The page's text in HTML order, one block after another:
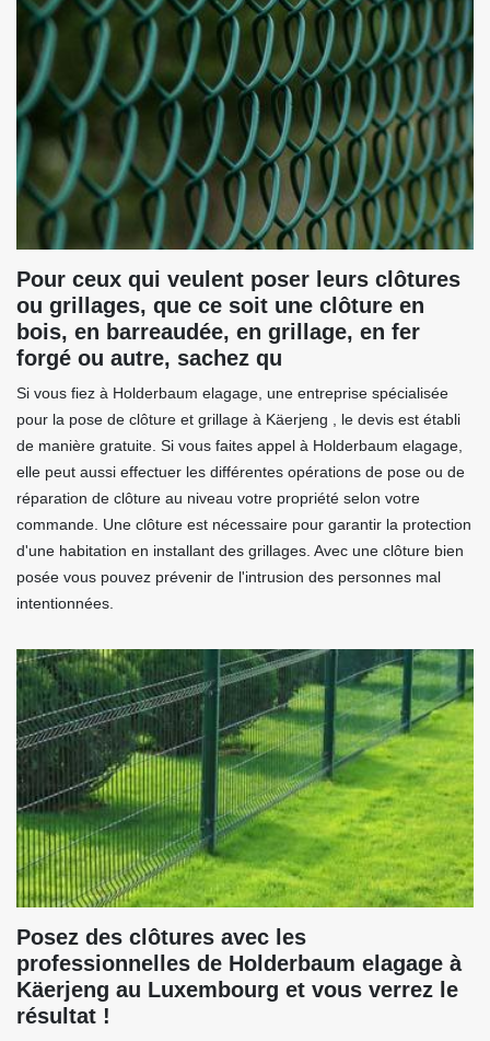
Pour ceux qui veulent poser leurs clôtures
ou grillages, que ce soit une clôture en
bois, en barreaudée, en grillage, en fer
forgé ou autre, sachez qu
Si vous fiez à Holderbaum elagage, une entreprise spécialisée
pour la pose de clôture et grillage à Käerjeng , le devis est établi
de manière gratuite. Si vous faites appel à Holderbaum elagage,
elle peut aussi effectuer les différentes opérations de pose ou de
réparation de clôture au niveau votre propriété selon votre
commande. Une clôture est nécessaire pour garantir la protection
d'une habitation en installant des grillages. Avec une clôture bien
posée vous pouvez prévenir de l'intrusion des personnes mal
intentionnées.
Posez des clôtures avec les
professionnelles de Holderbaum elagage à
Käerjeng au Luxembourg et vous verrez le
résultat !